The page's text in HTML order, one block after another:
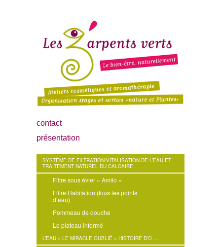
contact
présentation
SYSTÈME DE FILTRATION/VITALISATION DE L’EAU ET
TRAITEMENT NATUREL DU CALCAIRE
Filtre sous évier « Amilo »
Filtre Habitation (tous les points
d’eau)
Pommeau de douche
Le plateau informé
L’EAU « LE MIRACLE OUBLIÉ » HISTOIRE D’O ….